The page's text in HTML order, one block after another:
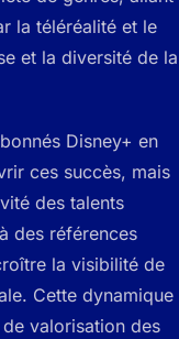
la téléréalité et le
et la diversité de la
Disney+ en
ces succès, mais
des talents
des références
la visibilité de
Cette dynamique
valorisation des